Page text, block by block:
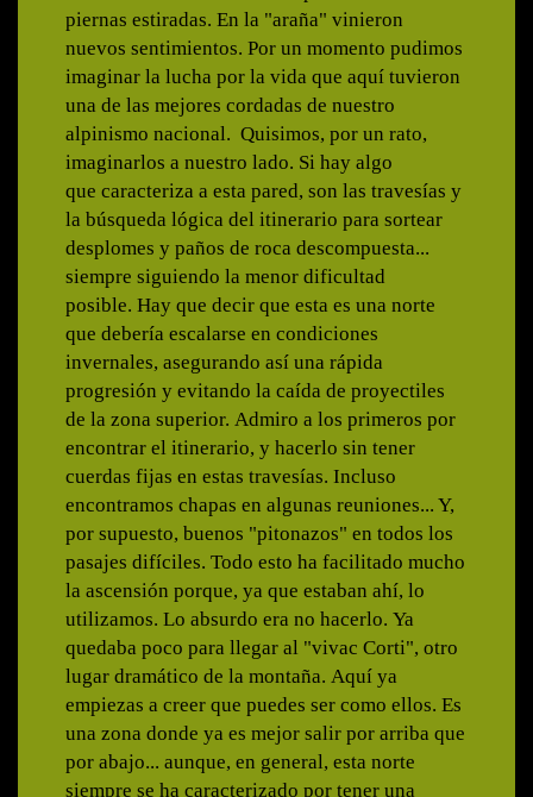
piernas estiradas. En la "araña" vinieron
nuevos sentimientos. Por un momento pudimos
imaginar la lucha por la vida que aquí tuvieron
una de las mejores cordadas de nuestro
alpinismo nacional. Quisimos, por un rato,
imaginarlos a nuestro lado. Si hay algo
que caracteriza a esta pared, son las travesías y
la búsqueda lógica del itinerario para sortear
desplomes y paños de roca descompuesta...
siempre siguiendo la menor dificultad
posible. Hay que decir que esta es una norte
que debería escalarse en condiciones
invernales, asegurando así una rápida
progresión y evitando la caída de proyectiles
de la zona superior. Admiro a los primeros por
encontrar el itinerario, y hacerlo sin tener
cuerdas fijas en estas travesías. Incluso
encontramos chapas en algunas reuniones... Y,
por supuesto, buenos "pitonazos" en todos los
pasajes difíciles. Todo esto ha facilitado mucho
la ascensión porque, ya que estaban ahí, lo
utilizamos. Lo absurdo era no hacerlo. Ya
quedaba poco para llegar al "vivac Corti", otro
lugar dramático de la montaña. Aquí ya
empiezas a creer que puedes ser como ellos. Es
una zona donde ya es mejor salir por arriba que
por abajo... aunque, en general, esta norte
siempre se ha caracterizado por tener una